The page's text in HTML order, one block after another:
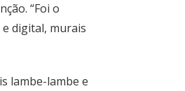
“Foi o
digital, murais
lambe-lambe e